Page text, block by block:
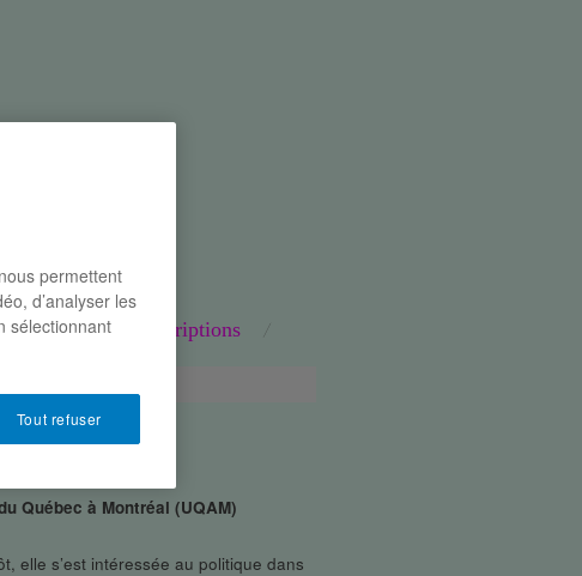
inscriptions
Québec à Montréal (UQAM)
elle s’est intéressée au politique dans
permettent
d’analyser les
sélectionnant
Tout refuser